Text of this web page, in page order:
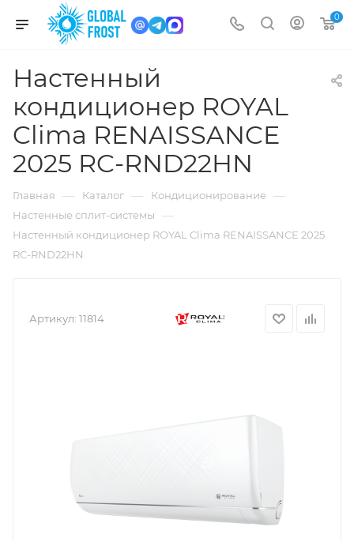
0
Настенный
кондиционер ROYAL
Clima RENAISSANCE
2025 RC-RND22HN
Главная — Каталог — Кондиционирование —
Настенные сплит-системы —
Настенный кондиционер ROYAL Clima RENAISSANCE 2025
RC-RND22HN
Артикул: 11814